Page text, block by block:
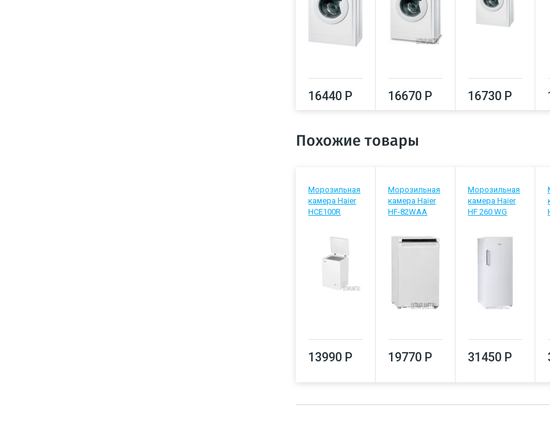
16440 Р 16670 Р 16730 Р
Похожие товары
Морозильная
камера Haier
HCE100R
13990 Р
Морозильная
камера Haier
HF-82WAA
19770 Р
Морозильная
камера Haier
HF 260 WG
31450 Р